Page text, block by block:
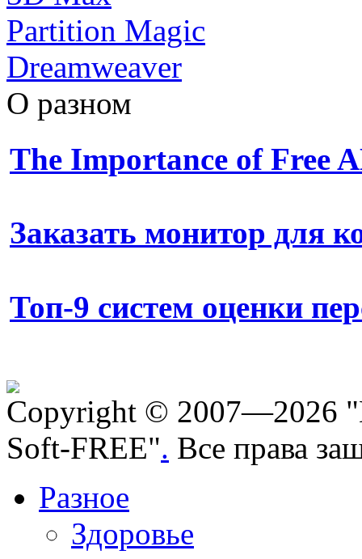
Partition Magic
Dreamweaver
О разном
The Importance of Free
Заказать монитор для
Топ-9 систем оценки
Copyright © 2007—2026
Soft-FREE". Все права
Разное
Здоровье